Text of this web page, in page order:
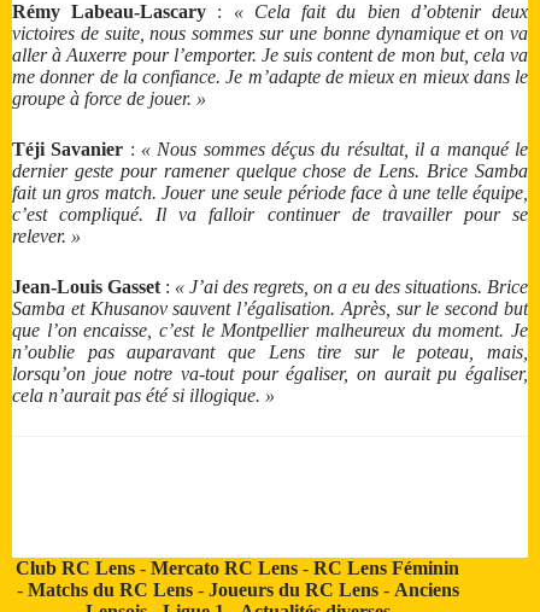
Rémy Labeau-Lascary : « Cela fait du bien d’obtenir deux
victoires de suite, nous sommes sur une bonne dynamique et on va
aller à Auxerre pour l’emporter. Je suis content de mon but, cela va
me donner de la confiance. Je m’adapte de mieux en mieux dans le
groupe à force de jouer. »
Téji Savanier : « Nous sommes déçus du résultat, il a manqué le
dernier geste pour ramener quelque chose de Lens. Brice Samba
fait un gros match. Jouer une seule période face à une telle équipe,
c’est compliqué. Il va falloir continuer de travailler pour se
relever. »
Jean-Louis Gasset : « J’ai des regrets, on a eu des situations. Brice
Samba et Khusanov sauvent l’égalisation. Après, sur le second but
que l’on encaisse, c’est le Montpellier malheureux du moment. Je
n’oublie pas auparavant que Lens tire sur le poteau, mais,
lorsqu’on joue notre va-tout pour égaliser, on aurait pu égaliser,
cela n’aurait pas été si illogique. »
Club RC Lens -Mercato RC Lens -RC Lens Féminin
- Matchs du RC Lens- Joueurs du RC Lens- Anciens